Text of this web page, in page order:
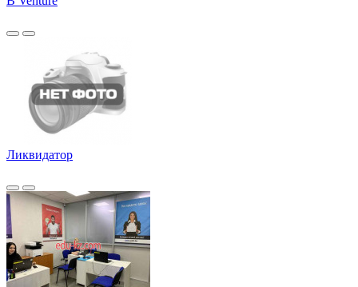
Ликвидатор